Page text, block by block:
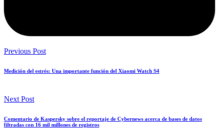
Previous Post
Medición del estrés: Una importante función del Xiaomi Watch S4
Next Post
Comentario de Kaspersky sobre el reportaje de Cybernews acerca de bases de datos
filtradas con 16 mil millones de registros